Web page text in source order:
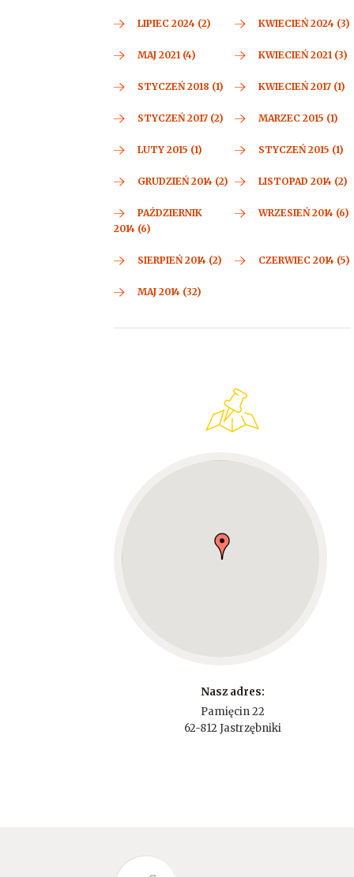
LIPIEC 2024 (2) KWIECIEŃ 2024 (3)
MAJ 2021 (4) KWIECIEŃ 2021 (3)
STYCZEŃ 2018 (1) KWIECIEŃ 2017 (1)
STYCZEŃ 2017 (2) MARZEC 2015 (1)
LUTY 2015 (1) STYCZEŃ 2015 (1)
GRUDZIEŃ 2014 (2) LISTOPAD 2014 (2)
PAŹDZIERNIK
2014 (6)
WRZESIEŃ 2014 (6)
SIERPIEŃ 2014 (2) CZERWIEC 2014 (5)
MAJ 2014 (32)
Nasz adres:
Pamięcin 22
62-812 Jastrzębniki